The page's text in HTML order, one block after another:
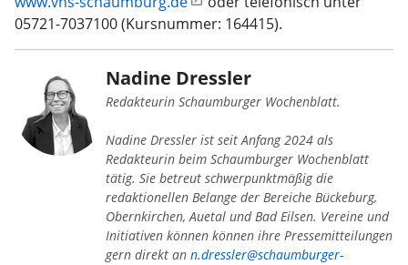
05721-7037100 (Kursnummer: 164415).
Nadine Dressler
Redakteurin Schaumburger Wochenblatt.
Nadine Dressler ist seit Anfang 2024 als
Redakteurin beim Schaumburger Wochenblatt
tätig. Sie betreut schwerpunktmäßig die
redaktionellen Belange der Bereiche Bückeburg,
Obernkirchen, Auetal und Bad Eilsen. Vereine und
Initiativen können können ihre Pressemitteilungen
gern direkt an n.dressler@schaumburger-